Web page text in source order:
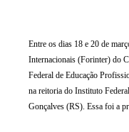
Entre os dias 18 e 20 de
Internacionais (Forinter) do
Federal de Educação
na reitoria do Instituto
Gonçalves (RS). Essa foi a